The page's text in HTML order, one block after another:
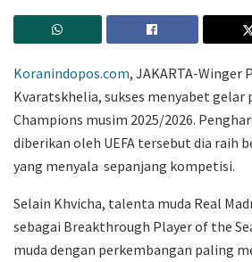
Koranindopos.com, JAKARTA-Winger
Kvaratskhelia, sukses menyabet gelar
Champions musim 2025/2026.
diberikan oleh UEFA tersebut dia raih
yang menyala sepanjang kompetisi.
Selain Khvicha, talenta muda Real
sebagai Breakthrough Player of the
muda dengan perkembangan paling